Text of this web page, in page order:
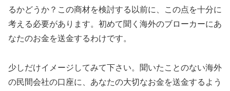
るかどうか？この商材を検討する以前に、この点を十分に
考える必要があります。初めて聞く海外のブローカーにあ
なたのお金を送金するわけです。
少しだけイメージしてみて下さい。聞いたことのない海外
の民間会社の口座に、あなたの大切なお金を送金するよう